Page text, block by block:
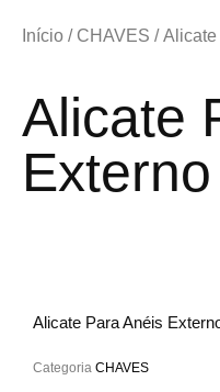
Início / CHAVES / Alicate
Alicate
Alicate Para Anéis
Categoria CHAVES